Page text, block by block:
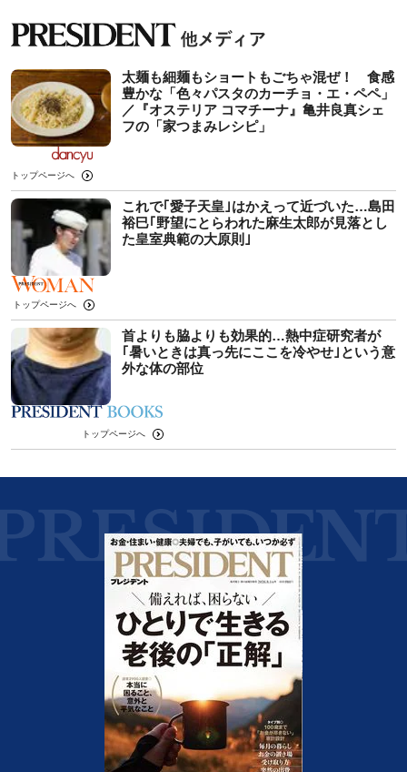
太麺も細麺もショートもごちゃ混ぜ！ 食感
豊かな「色々パスタのカーチョ・エ・ペペ」
／『オステリア コマチーナ』亀井良真シェ
フの「家つまみレシピ」
トップページへ
これで｢愛子天皇｣はかえって近づいた…島田
裕巳｢野望にとらわれた麻生太郎が見落とし
た皇室典範の大原則｣
トップページへ
首よりも脇よりも効果的…熱中症研究者が
｢暑いときは真っ先にここを冷やせ｣という意
外な体の部位
トップページへ